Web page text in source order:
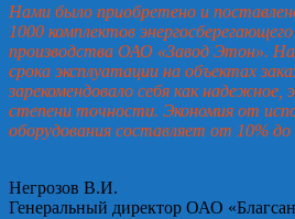
Нами было приобретено и
1000 комплектов
производства ОАО «Завод Этон».
срока эксплуатации на объектах
зарекомендовало себя как
степени точности. Экономия от
оборудования составляет от 10% до
Негрозов В.И.
Генеральный директор ОАО